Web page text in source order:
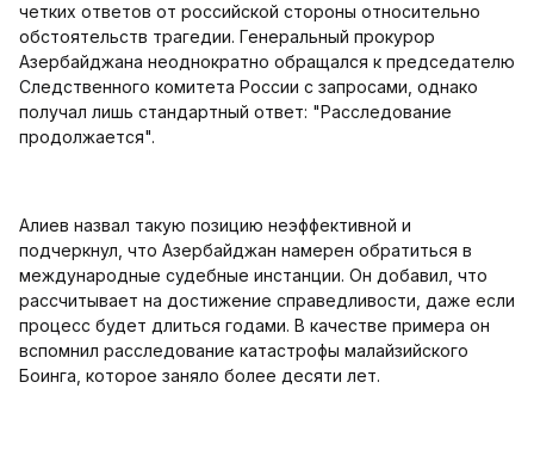
четких ответов от российской стороны относительно
обстоятельств трагедии. Генеральный прокурор
Азербайджана неоднократно обращался к председателю
Следственного комитета России с запросами, однако
получал лишь стандартный ответ: "Расследование
продолжается".
Алиев назвал такую позицию неэффективной и
подчеркнул, что Азербайджан намерен обратиться в
международные судебные инстанции. Он добавил, что
рассчитывает на достижение справедливости, даже если
процесс будет длиться годами. В качестве примера он
вспомнил расследование катастрофы малайзийского
Боинга, которое заняло более десяти лет.